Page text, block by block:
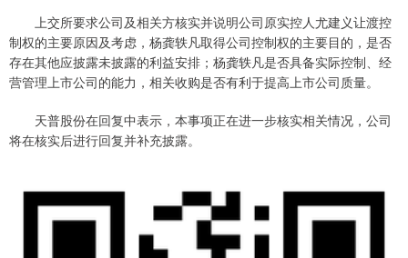
上交所要求公司及相关方核实并说明公司原实控人尤建义让渡控
制权的主要原因及考虑，杨龚轶凡取得公司控制权的主要目的，是否
存在其他应披露未披露的利益安排；杨龚轶凡是否具备实际控制、经
营管理上市公司的能力，相关收购是否有利于提高上市公司质量。
天普股份在回复中表示，本事项正在进一步核实相关情况，公司
将在核实后进行回复并补充披露。